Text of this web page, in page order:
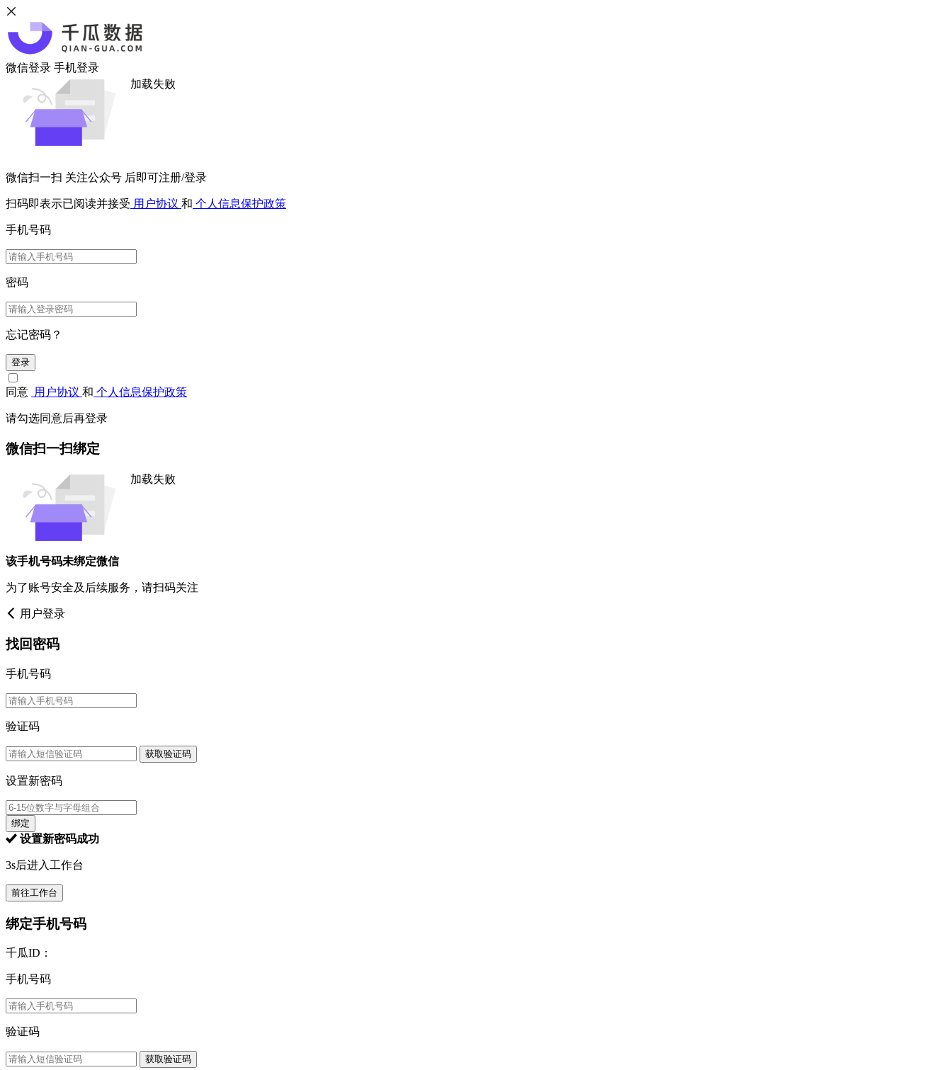
微信登录 手机登录
加载失败
微信扫一扫 关注公众号 后即可注册/登录
扫码即表示已阅读并接受 用户协议 和 个人信息保护政策
手机号码
密码
忘记密码？
登录
同意 用户协议 和 个人信息保护政策
请勾选同意后再登录
微信扫一扫绑定
加载失败
该手机号码未绑定微信
为了账号安全及后续服务，请扫码关注
用户登录
找回密码
手机号码
验证码
获取验证码
设置新密码
绑定
设置新密码成功
3s后进入工作台
前往工作台
绑定手机号码
千瓜ID：
手机号码
验证码
获取验证码